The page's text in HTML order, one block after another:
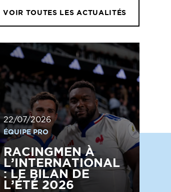
VOIR TOUTES LES ACTUALITÉS
22/07/2026
ÉQUIPE PRO
RACINGMEN À
L’INTERNATIONAL
: LE BILAN DE
L’ÉTÉ 2026